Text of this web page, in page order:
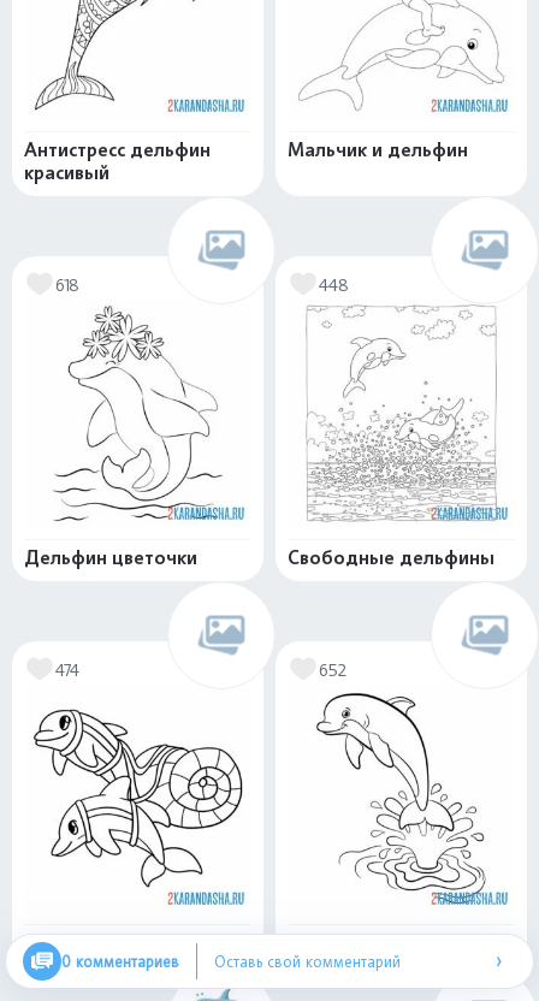
Антистресс дельфин
красивый
Мальчик и дельфин
618
Дельфин цветочки
448
Свободные дельфины
474
Смешные дельфины
652
0 комментариев Оставь свой комментарий ›